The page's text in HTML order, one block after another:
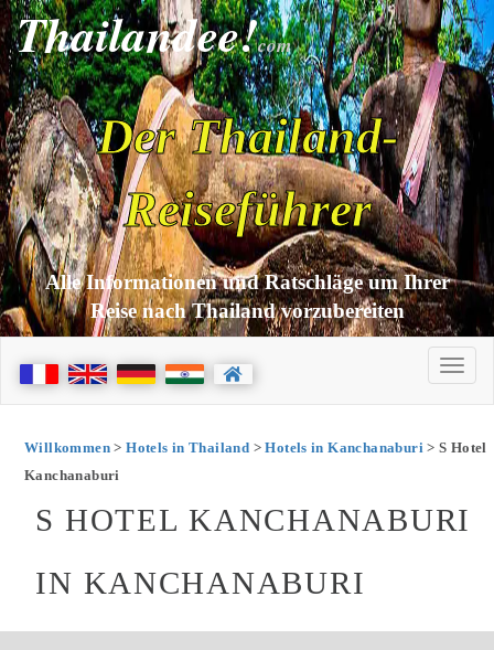
Thailandee!com
Der Thailand-
Reiseführer
Alle Informationen und Ratschläge um Ihrer
Reise nach Thailand vorzubereiten
Willkommen>Hotels in Thailand >Hotels in Kanchanaburi> S Hotel
Kanchanaburi
S HOTEL KANCHANABURI
IN KANCHANABURI